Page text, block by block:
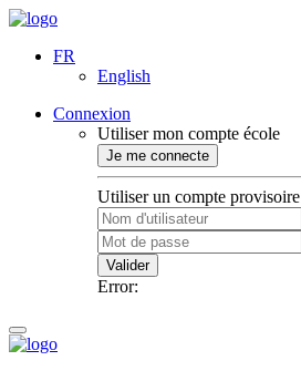
FR
English
Connexion
Utiliser mon compte école
Je me connecte
Utiliser un compte provisoire
Valider
Error: